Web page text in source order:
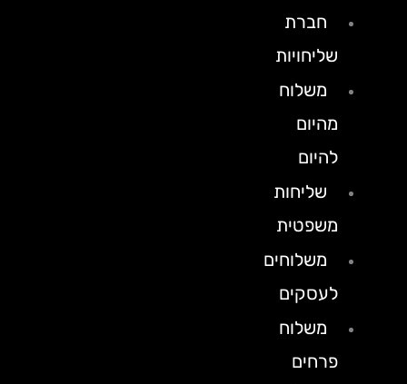
חברת
שליחויות
משלוח
מהיום
להיום
שליחות
משפטית
משלוחים
לעסקים
משלוח
פרחים